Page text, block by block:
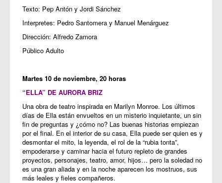
Texto: Pep Antón y Jordi Sánchez
Interpretes: Pedro Santomera y Manuel Menárguez
Dirección: Alfredo Zamora
Público Adulto
Martes 10 de noviembre, 20 horas
“ELLA” DE AURORA BRIZ
Una obra de teatro inspirada en Marilyn Monroe. Los últimos
días de Ella están envueltos en un misterio inquietante, un sin
fin de preguntas y ¿cómo no? Las buenas historias empiezan
por el final. En el interior de su casa, Ella puede ser quien es y
desmontar el mito, la leyenda, el rol de la “rubia tonta”,
empoderarse y caminar hacia el futuro repleto de grandes
proyectos, personajes, teatro, amor, hijos… pero la soledad no
es una gran aliada y en la noche aparecen los mostruos, sus
más leales y fieles compañeros.